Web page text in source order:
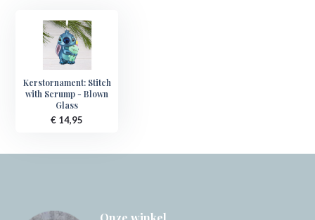
Kerstornament: Stitch
with Scrump - Blown
Glass
€ 14,95